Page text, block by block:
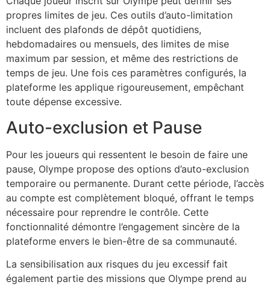
propres limites de jeu. Ces outils d’auto-limitation
incluent des plafonds de dépôt quotidiens,
hebdomadaires ou mensuels, des limites de mise
maximum par session, et même des restrictions de
temps de jeu. Une fois ces paramètres configurés, la
plateforme les applique rigoureusement, empêchant
toute dépense excessive.
Auto-exclusion et Pause
Pour les joueurs qui ressentent le besoin de faire une
pause, Olympe propose des options d’auto-exclusion
temporaire ou permanente. Durant cette période, l’accès
au compte est complètement bloqué, offrant le temps
nécessaire pour reprendre le contrôle. Cette
fonctionnalité démontre l’engagement sincère de la
plateforme envers le bien-être de sa communauté.
La sensibilisation aux risques du jeu excessif fait
également partie des missions que Olympe prend au